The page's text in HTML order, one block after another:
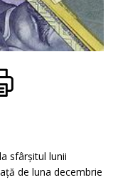
sfârşitul lunii
de luna decembrie